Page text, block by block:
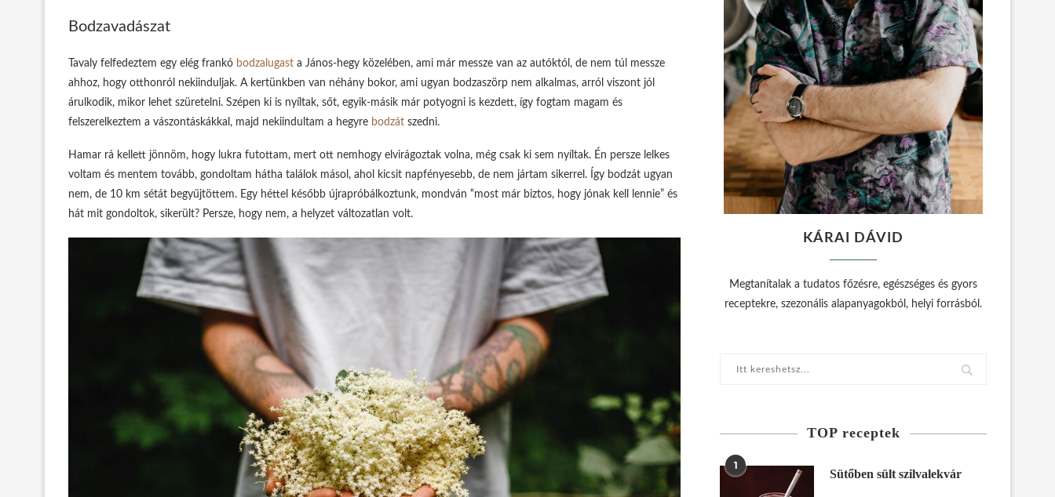
Bodzavadászat
Tavaly felfedeztem egy elég frankó bodzalugast a János-hegy közelében, ami már messze van az autóktól, de nem túl messze
ahhoz, hogy otthonról nekiinduljak. A kertünkben van néhány bokor, ami ugyan bodzaszörp nem alkalmas, arról viszont jól
árulkodik, mikor lehet szüretelni. Szépen ki is nyíltak, sőt, egyik-másik már potyogni is kezdett, így fogtam magam és
felszerelkeztem a vászontáskákkal, majd nekiindultam a hegyre bodzát szedni.
Hamar rá kellett jönnöm, hogy lukra futottam, mert ott nemhogy elvirágoztak volna, még csak ki sem nyíltak. Én persze lelkes
voltam és mentem tovább, gondoltam hátha találok másol, ahol kicsit napfényesebb, de nem jártam sikerrel. Így bodzát ugyan
nem, de 10 km sétát begyűjtöttem. Egy héttel később újrapróbálkoztunk, mondván “most már biztos, hogy jónak kell lennie” és
hát mit gondoltok, sikerült? Persze, hogy nem, a helyzet változatlan volt.
KÁRAI DÁVID
Megtanítalak a tudatos főzésre, egészséges és gyors
receptekre, szezonális alapanyagokból, helyi forrásból.
TOP receptek
1
Sütőben sült szilvalekvár